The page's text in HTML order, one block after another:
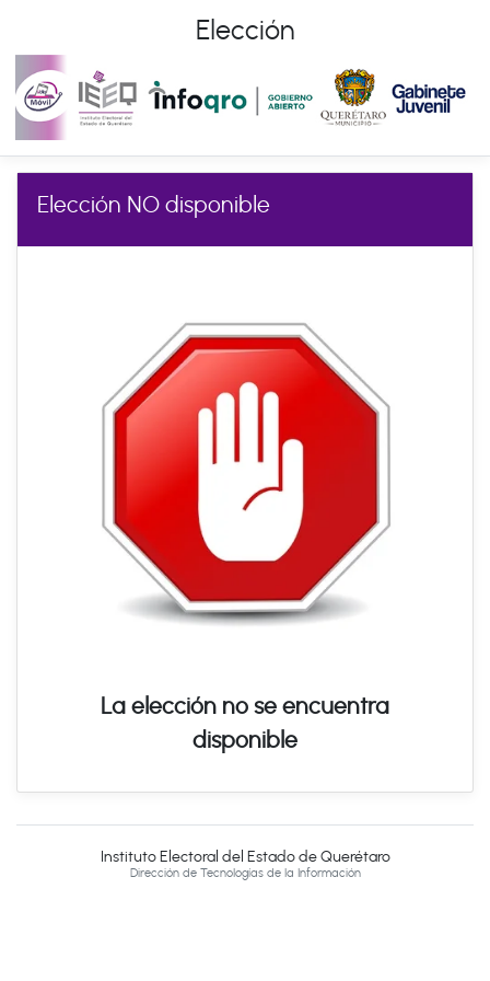
Elección
Elección NO disponible
La elección no se encuentra
disponible
Instituto Electoral del Estado de Querétaro
Dirección de Tecnologías de la Información